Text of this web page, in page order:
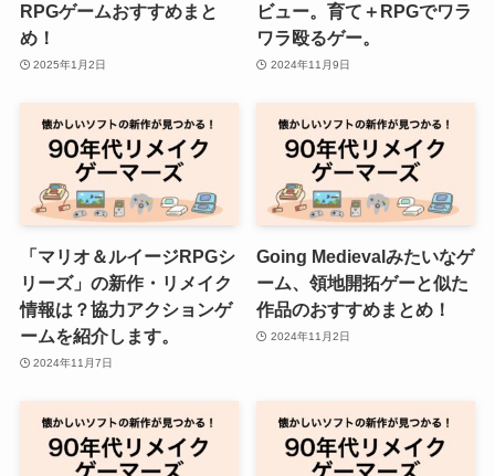
RPGゲームおすすめまと
め！
2025年1月2日
ビュー。育て＋RPGでワラ
ワラ殴るゲー。
2024年11月9日
「マリオ＆ルイージRPGシ
リーズ」の新作・リメイク
情報は？協力アクションゲ
ームを紹介します。
2024年11月7日
Going Medievalみたいなゲ
ーム、領地開拓ゲーと似た
作品のおすすめまとめ！
2024年11月2日